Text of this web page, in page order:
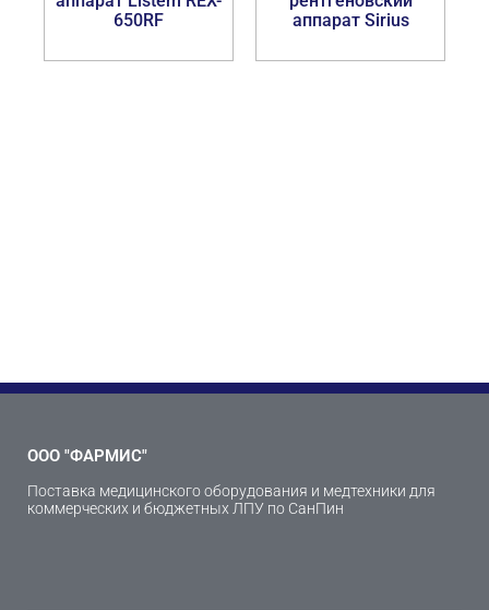
650RF
аппарат Sirius
ООО "ФАРМИС"
Поставка медицинского оборудования и медтехники для
коммерческих и бюджетных ЛПУ по СанПин